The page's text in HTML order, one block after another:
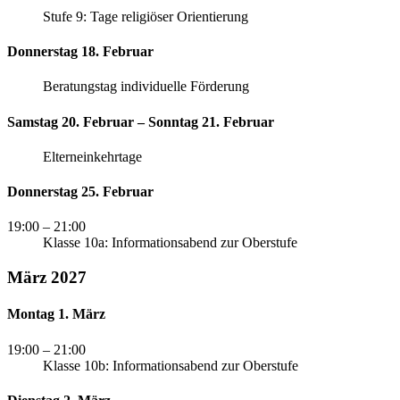
Stufe 9: Tage religiöser Orientierung
Donnerstag 18. Februar
Beratungstag individuelle Förderung
Samstag 20. Februar – Sonntag 21. Februar
Elterneinkehrtage
Donnerstag 25. Februar
19:00 – 21:00
Klasse 10a: Informationsabend zur Oberstufe
März 2027
Montag 1. März
19:00 – 21:00
Klasse 10b: Informationsabend zur Oberstufe